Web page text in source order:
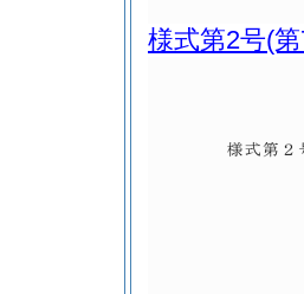
様式第2号(